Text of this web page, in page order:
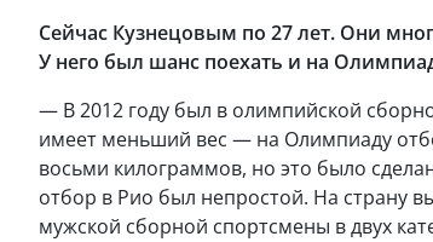
Сейчас Кузнецовым по 27 лет. Они
У него был шанс поехать и на
— В 2012 году был в олимпийской
имеет меньший вес — на Олимпиаду
восьми килограммов, но это было
отбор в Рио был непростой. На страну
мужской сборной спортсмены в двух